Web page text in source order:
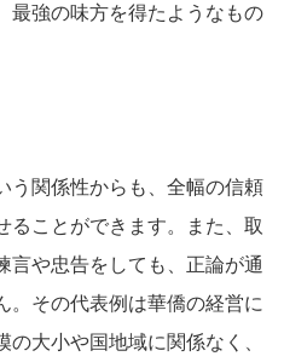
最強の味方を得たようなもの
関係性からも、全幅の信頼
ることができます。また、取
言や忠告をしても、正論が通
。その代表例は華僑の経営に
大小や国地域に関係なく、